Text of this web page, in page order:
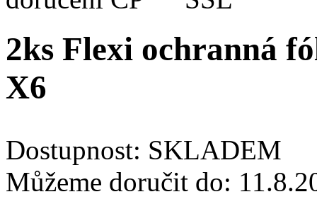
2ks Flexi ochranná
X6
Dostupnost: SKLADEM
Můžeme doručit do: